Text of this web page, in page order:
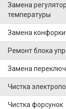
Замена
температуры
Замена конфорки
Ремонт блока
Замена
Чистка
Чистка форсунок